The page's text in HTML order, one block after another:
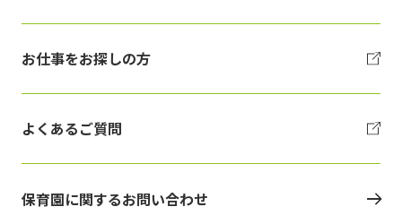
お仕事をお探しの方
よくあるご質問
保育園に関するお問い合わせ